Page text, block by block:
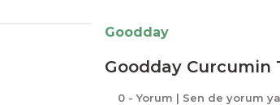
Goodday
Goodday Curcumin
0 - Yorum | Sen de yorum